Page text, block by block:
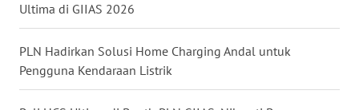
Ultima di GIIAS 2026
PLN Hadirkan Solusi Home Charging Andal untuk
Pengguna Kendaraan Listrik
WN
TAPANULI
SELATAN